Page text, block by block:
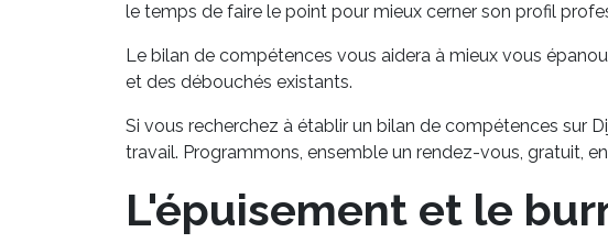
le temps de faire le point pour mieux cerner son profil
Le bilan de compétences vous aidera à mieux vous
et des débouchés existants.
Si vous recherchez à établir un bilan de compétences sur
travail. Programmons, ensemble un rendez-vous, gratuit,
L'épuisement et le